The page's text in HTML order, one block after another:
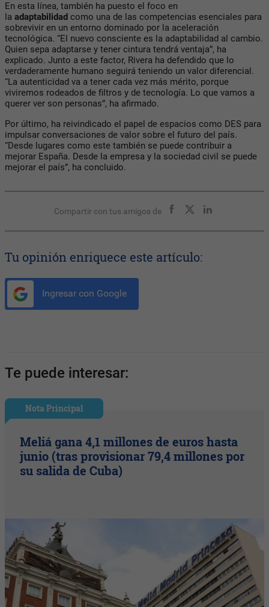
En esta línea, también ha puesto el foco en
la adaptabilidad como una de las competencias esenciales para
sobrevivir en un entorno dominado por la aceleración
tecnológica. “El nuevo consciente es la adaptabilidad al cambio.
Quien sepa adaptarse y tener cintura tendrá ventaja”, ha
explicado. Junto a este factor, Rivera ha defendido que lo
verdaderamente humano seguirá teniendo un valor diferencial.
“La autenticidad va a tener cada vez más mérito, porque
viviremos rodeados de filtros y de tecnología. Lo que vamos a
querer ver son personas”, ha afirmado.
Por último, ha reivindicado el papel de espacios como DES para
impulsar conversaciones de valor sobre el futuro del país.
“Desde lugares como este también se puede contribuir a
mejorar España. Desde la empresa y la sociedad civil se puede
mejorar el país”, ha concluido.
Compartir con tus amigos de
Tu opinión enriquece este artículo:
Ingresar con Google
Te puede interesar:
Nota Principal
Meliá gana 4,1 millones de euros hasta
junio (tras provisionar 79,4 millones por
su salida de Cuba)